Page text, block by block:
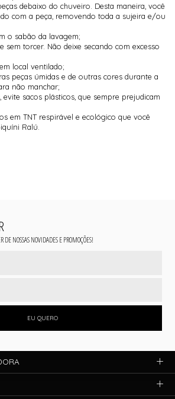
debaixo do chuveiro. Desta maneira, você
com a peça, removendo toda a sujeira e/ou
o sabão da lavagem;
sem torcer. Não deixe secando com excesso
local ventilado;
peças úmidas e de outras cores durante a
não manchar;
sacos plásticos, que sempre prejudicam
em TNT respirável e ecológico que você
Ralú.
DE NOSSAS NOVIDADES E PROMOÇÕES!
EU QUERO